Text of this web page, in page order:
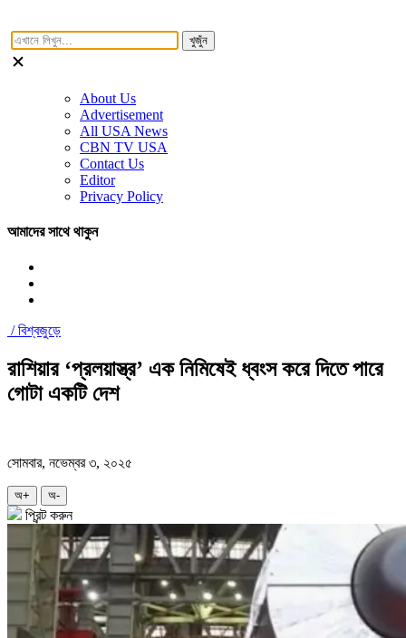
খুজুঁন
About Us
Advertisement
All USA News
CBN TV USA
Contact Us
Editor
Privacy Policy
আমাদের সাথে থাকুন
/বিশ্বজুড়ে
রাশিয়ার ‘প্রলয়াস্ত্র’ এক নিমিষেই ধ্বংস করে দিতে পারে
গোটা একটি দেশ
সোমবার, নভেম্বর ৩, ২০২৫
অ+ অ-
প্রিন্ট করুন